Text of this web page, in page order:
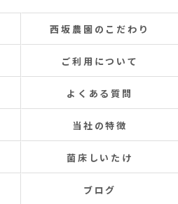
西坂農園のこだわり
ご利用について
よくある質問
当社の特徴
菌床しいたけ
ブログ